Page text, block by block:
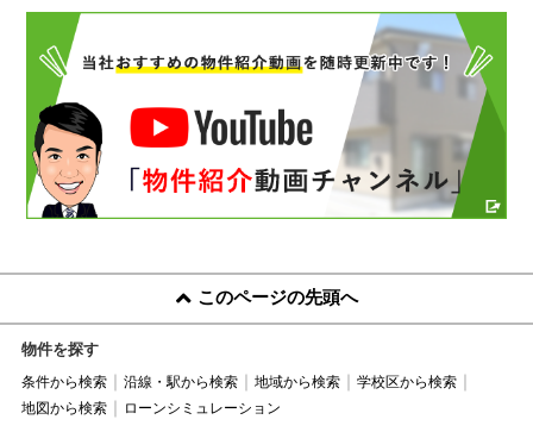
このページの先頭へ
物件を探す
条件から検索 沿線・駅から検索 地域から検索
学校区から検索
地図から検索
ローンシミュレーション